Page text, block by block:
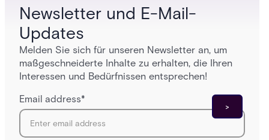
Newsletter und E-Mail-
Updates
Melden Sie sich für unseren Newsletter an, um
maßgeschneiderte Inhalte zu erhalten, die Ihren
Interessen und Bedürfnissen entsprechen!
Email address*